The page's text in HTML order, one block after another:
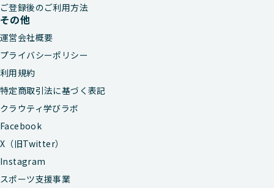
ご登録後のご利用方法
その他
運営会社概要
プライバシーポリシー
利用規約
特定商取引法に基づく表記
クラウティ学びラボ
Facebook
X（旧Twitter）
Instagram
スポーツ支援事業